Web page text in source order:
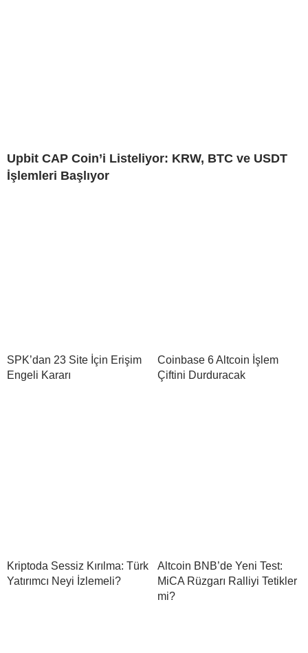
Upbit CAP Coin’i Listeliyor: KRW, BTC ve USDT
İşlemleri Başlıyor
SPK’dan 23 Site İçin Erişim
Engeli Kararı
Coinbase 6 Altcoin İşlem
Çiftini Durduracak
Kriptoda Sessiz Kırılma: Türk
Yatırımcı Neyi İzlemeli?
Altcoin BNB’de Yeni Test:
MiCA Rüzgarı Ralliyi Tetikler
mi?